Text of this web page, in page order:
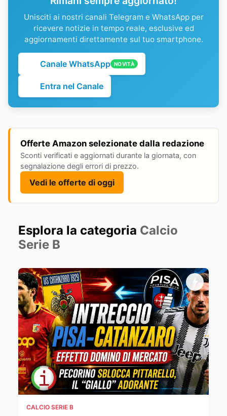
Unisciti ai nostri canali Telegram e WhatsApp per
ricevere notizie in tempo reale, esclusive ed
aggiornamenti direttamente sul tuo smartphone.
Canale WhatsApp NOVITÀ
Entra nel Canale
Offerte Amazon selezionate dalla redazione
Sconti verificati e aggiornati durante la giornata, con
segnalazione degli errori di prezzo.
Vedi le offerte di oggi
Esplora la categoria Calcio
Serie B
CALCIO SERIE B